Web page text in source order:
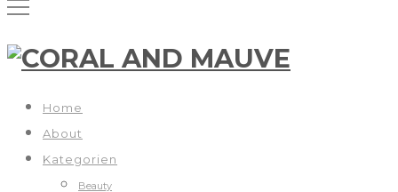
Home
About
Kategorien
Beauty